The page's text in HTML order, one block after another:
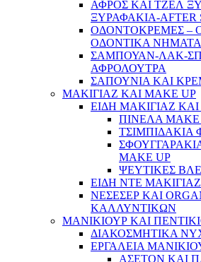
ΑΦΡΟΣ ΚΑΙ ΤΖΕΛ
ΞΥΡΑΦΑΚΙΑ-AFTER
ΟΔΟΝΤΟΚΡΕΜΕΣ –
ΟΔΟΝΤΙΚΑ ΝΗΜΑΤΑ
ΣΑΜΠΟΥΑΝ-ΛΑΚ-
ΑΦΡΟΛΟΥΤΡΑ
ΣΑΠΟΥΝΙΑ ΚΑΙ
ΜΑΚΙΓΙΑΖ ΚΑΙ MAKE UP
ΕΙΔΗ ΜΑΚΙΓΙΑΖ ΚΑΙ
ΠΙΝΕΛΑ MAKE
ΤΣΙΜΠΙΔΑΚΙΑ
MAKE UP
ΨΕΥΤΙΚΕΣ
ΕΙΔΗ ΝΤΕ ΜΑΚΙΓΙΑΖ
ΝΕΣΕΣΕΡ ΚΑΙ
ΚΑΛΛΥΝΤΙΚΩΝ
ΜΑΝΙΚΙΟΥΡ ΚΑΙ
ΔΙΑΚΟΣΜΗΤΙΚΑ
ΕΡΓΑΛΕΙΑ
ΑΣΕΤΟΝ ΚΑΙ